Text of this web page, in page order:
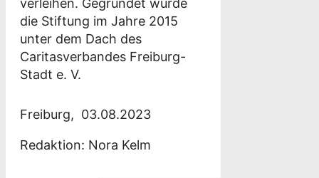
die Stiftung im Jahre 2015
unter dem Dach des
Caritasverbandes Freiburg-
Stadt e. V.
Freiburg, 03.08.2023
Redaktion: Nora Kelm